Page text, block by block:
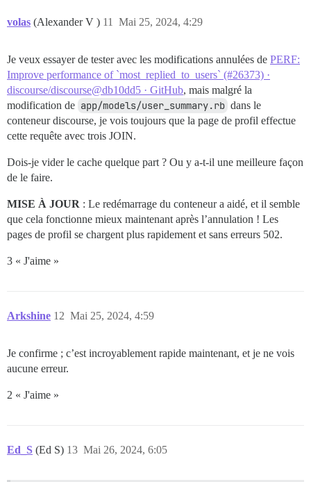
volas (Alexander V ) Mai 25, 2024, 4:29
11
Je veux essayer de tester avec les modifications annulées de PERF:
Improve performance of `most_replied_to_users` (#26373) ·
discourse/discourse@db10dd5 · GitHub, mais malgré la
modification de app/models/user_summary.rb dans le
conteneur discourse, je vois toujours que la page de profil effectue
cette requête avec trois JOIN.
Dois-je vider le cache quelque part ? Ou y a-t-il une meilleure façon
de le faire.
MISE À JOUR : Le redémarrage du conteneur a aidé, et il semble
que cela fonctionne mieux maintenant après l’annulation ! Les
pages de profil se chargent plus rapidement et sans erreurs 502.
3 « J'aime »
Arkshine Mai 25, 2024, 4:59
12
Je confirme ; c’est incroyablement rapide maintenant, et je ne vois
aucune erreur.
2 « J'aime »
Ed_S (Ed S) Mai 26, 2024, 6:05
13